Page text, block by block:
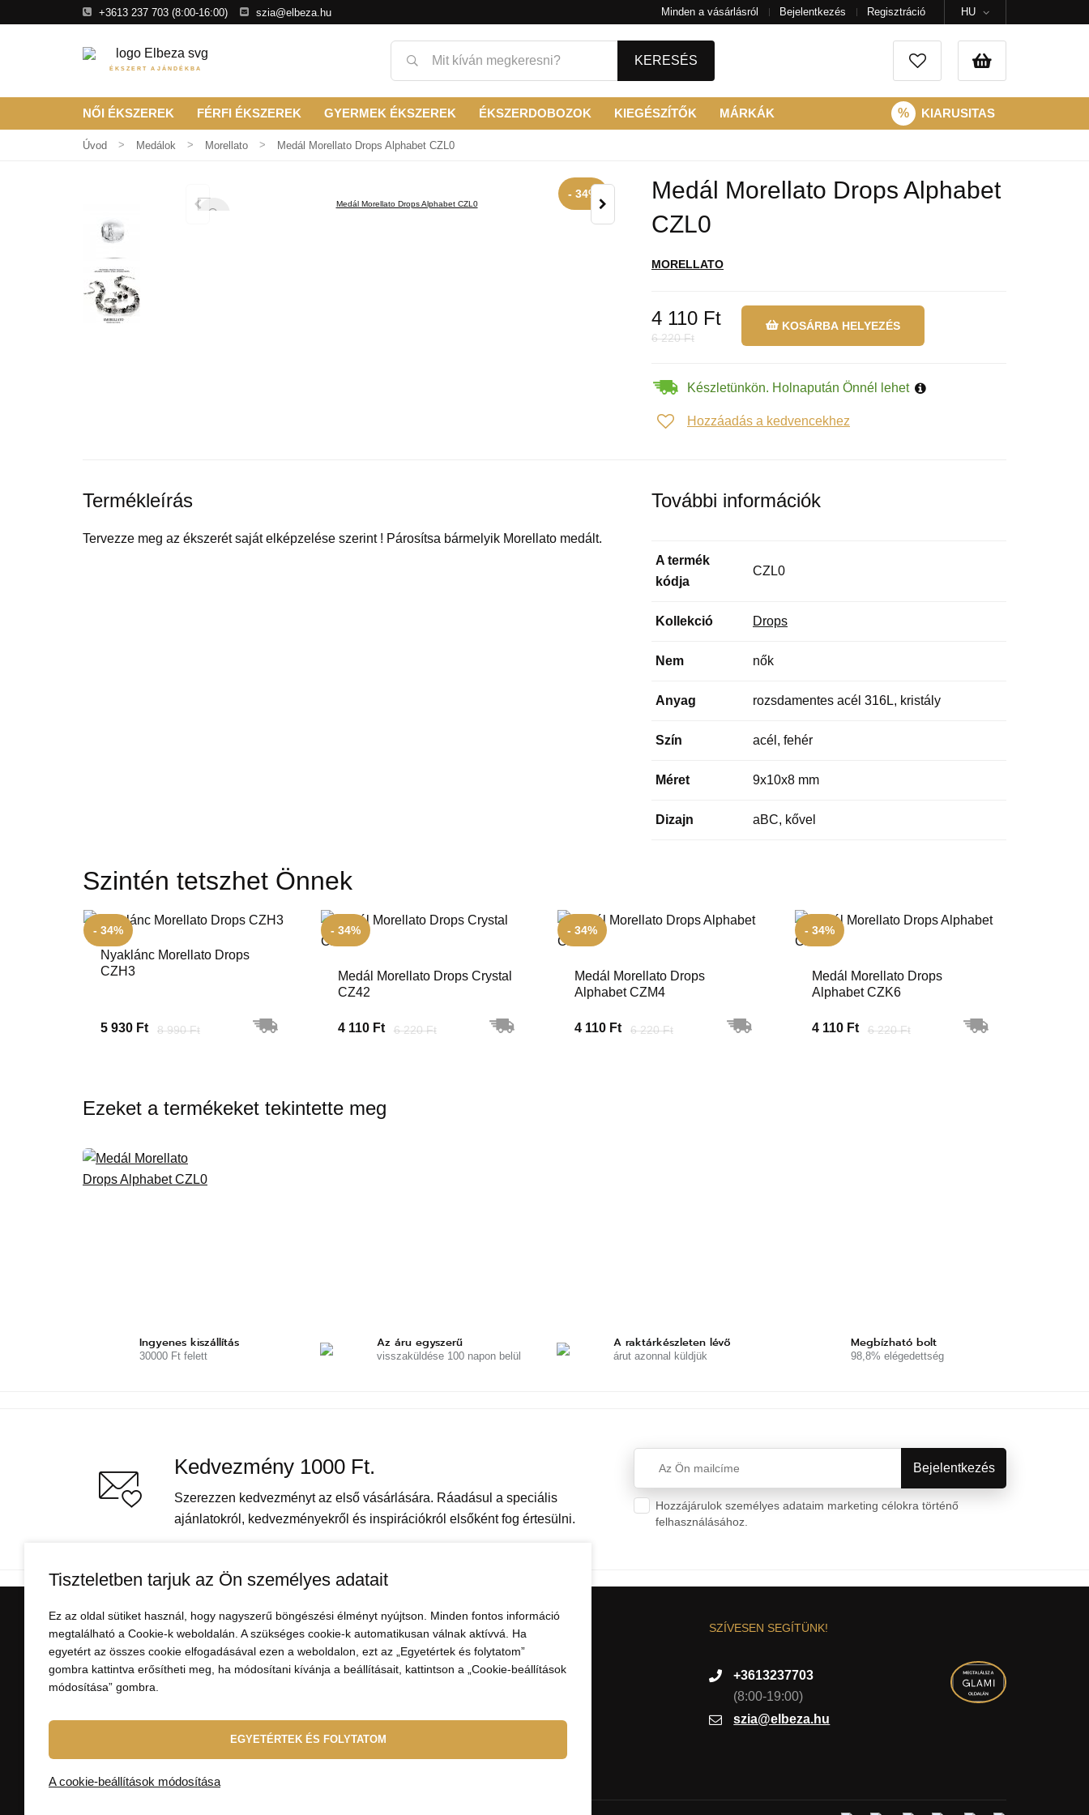
+3613 237 703 (8:00-16:00) szia@elbeza.hu Minden a vásárlásról Bejelentkezés Regisztráció HU
ÉKSZERT AJÁNDÉKBA
KERESÉS
NŐI ÉKSZEREK FÉRFI ÉKSZEREK GYERMEK ÉKSZEREK ÉKSZERDOBOZOK KIEGÉSZÍTŐK MÁRKÁK % KIARUSITAS
Úvod Medálok Morellato Medál Morellato Drops Alphabet CZL0
- 34%
Medál Morellato Drops Alphabet
CZL0
MORELLATO
4 110 Ft
6 220 Ft
KOSÁRBA HELYEZÉS
Készletünkön. Holnapután Önnél lehet
Hozzáadás a kedvencekhez
Termékleírás
Tervezze meg az ékszerét saját elképzelése szerint ! Párosítsa bármelyik Morellato medált.
További információk
A termék
kódja
CZL0
Kollekció Drops
Nem nők
Anyag rozsdamentes acél 316L, kristály
Szín acél, fehér
Méret 9x10x8 mm
Dizajn aBC, kővel
Szintén tetszhet Önnek
- 34%
Nyaklánc Morellato Drops
CZH3
5 930 Ft 8 990 Ft
- 34%
Medál Morellato Drops Crystal
CZ42
4 110 Ft 6 220 Ft
- 34%
Medál Morellato Drops
Alphabet CZM4
4 110 Ft 6 220 Ft
- 34%
Medál Morellato Drops
Alphabet CZK6
4 110 Ft 6 220 Ft
Ezeket a termékeket tekintette meg
Ingyenes kiszállítás
30000 Ft felett
Az áru egyszerű
visszaküldése 100 napon belül
A raktárkészleten lévő
árut azonnal küldjük
Megbízható bolt
98,8% elégedettség
Kedvezmény 1000 Ft.
Szerezzen kedvezményt az első vásárlására. Ráadásul a speciális
ajánlatokról, kedvezményekről és inspirációkról elsőként fog értesülni.
Hozzájárulok személyes adataim marketing célokra történő
felhasználásához.
VÁSÁRLÁSI INFORMÁCIÓK
Minden a vásárlásról
Felhasználási feltételek
AZ ELBEZA.HU-RÓL
Nagykereskedelem
SZÍVESEN SEGÍTÜNK!
+3613237703
(8:00-19:00)
szia@elbeza.hu
Tiszteletben tarjuk az Ön személyes adatait
Ez az oldal sütiket használ, hogy nagyszerű böngészési élményt nyújtson. Minden fontos információ
megtalálható a Cookie-k weboldalán. A szükséges cookie-k automatikusan válnak aktívvá. Ha
egyetért az összes cookie elfogadásával ezen a weboldalon, ezt az „Egyetértek és folytatom”
gombra kattintva erősítheti meg, ha módosítani kívánja a beállításait, kattintson a „Cookie-beállítások
módosítása” gombra.
EGYETÉRTEK ÉS FOLYTATOM
A cookie-beállítások módosítása